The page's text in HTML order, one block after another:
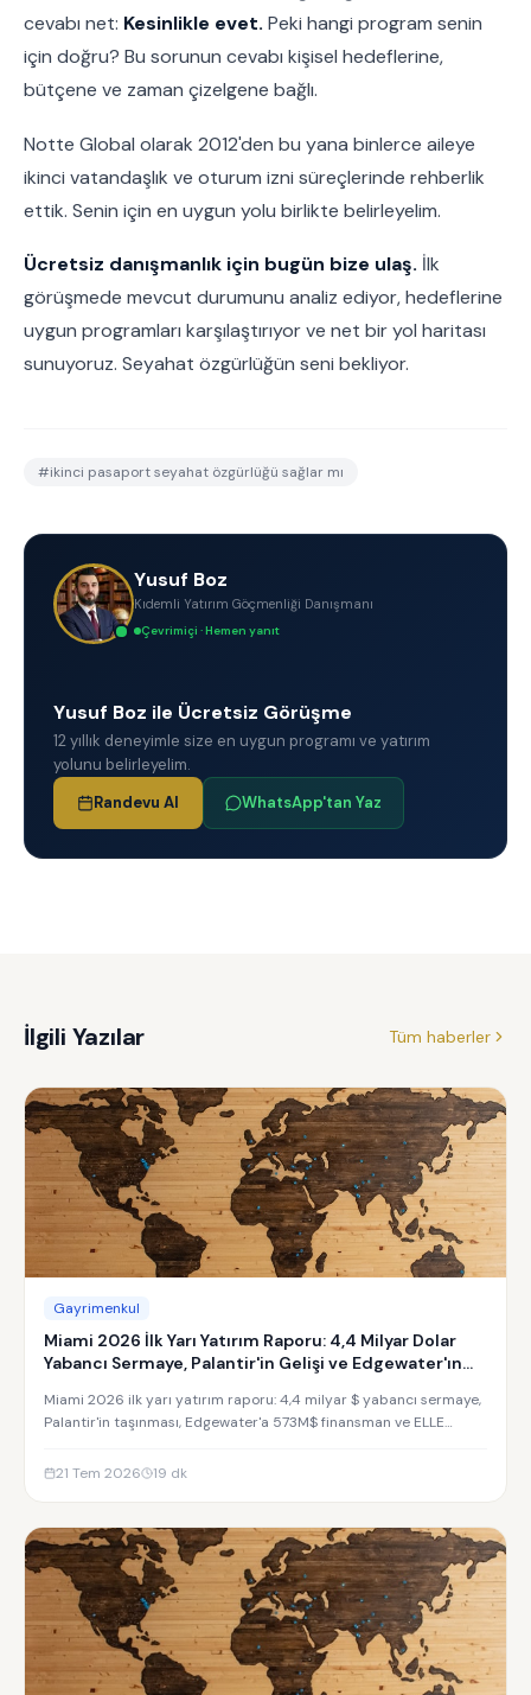
cevabı net: Kesinlikle evet. Peki hangi program senin
için doğru? Bu sorunun cevabı kişisel hedeflerine,
bütçene ve zaman çizelgene bağlı.
Notte Global olarak 2012'den bu yana binlerce aileye
ikinci vatandaşlık ve oturum izni süreçlerinde rehberlik
ettik. Senin için en uygun yolu birlikte belirleyelim.
Ücretsiz danışmanlık için bugün bize ulaş. İlk
görüşmede mevcut durumunu analiz ediyor, hedeflerine
uygun programları karşılaştırıyor ve net bir yol haritası
sunuyoruz. Seyahat özgürlüğün seni bekliyor.
#ikinci pasaport seyahat özgürlüğü sağlar mı
Yusuf Boz
Kıdemli Yatırım Göçmenliği Danışmanı
Çevrimiçi · Hemen yanıt
Yusuf Boz ile Ücretsiz Görüşme
12 yıllık deneyimle size en uygun programı ve yatırım
yolunu belirleyelim.
Randevu Al
WhatsApp'tan Yaz
İlgili Yazılar Tüm haberler
Gayrimenkul
Miami 2026 İlk Yarı Yatırım Raporu: 4,4 Milyar Dolar
Yabancı Sermaye, Palantir'in Gelişi ve Edgewater'ın
Miami 2026 ilk yarı yatırım raporu: 4,4 milyar $ yabancı sermaye,
Palantir'in taşınması, Edgewater'a 573M$ finansman ve ELLE
21 Tem 2026
19 dk